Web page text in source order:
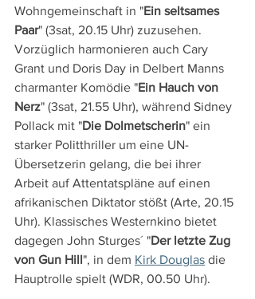
Wohngemeinschaft in "Ein seltsames
Paar" (3sat, 20.15 Uhr) zuzusehen.
Vorzüglich harmonieren auch Cary
Grant und Doris Day in Delbert Manns
charmanter Komödie "Ein Hauch von
Nerz" (3sat, 21.55 Uhr), während Sidney
Pollack mit "Die Dolmetscherin" ein
starker Politthriller um eine UN-
Übersetzerin gelang, die bei ihrer
Arbeit auf Attentatspläne auf einen
afrikanischen Diktator stößt (Arte, 20.15
Uhr). Klassisches Westernkino bietet
dagegen John Sturges´ "Der letzte Zug
von Gun Hill ", in dem Kirk Douglas die
Hauptrolle spielt (WDR, 00.50 Uhr).